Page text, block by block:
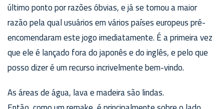
último ponto por razões óbvias, e já se tornou a maior
razão pela qual usuários em vários países europeus pré-
encomendaram este jogo imediatamente. É a primeira vez
que ele é lançado fora do japonês e do inglês, e pelo que
posso dizer é um recurso incrivelmente bem-vindo.
As áreas de água, lava e madeira são lindas.